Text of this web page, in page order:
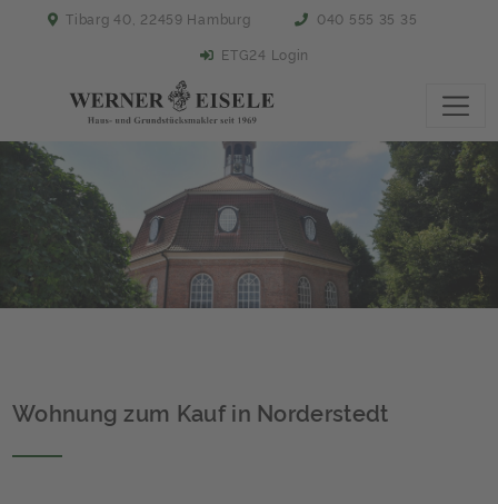
Tibarg 40, 22459 Hamburg
040 555 35 35
ETG24 Login
Wohnung zum Kauf in Norderstedt